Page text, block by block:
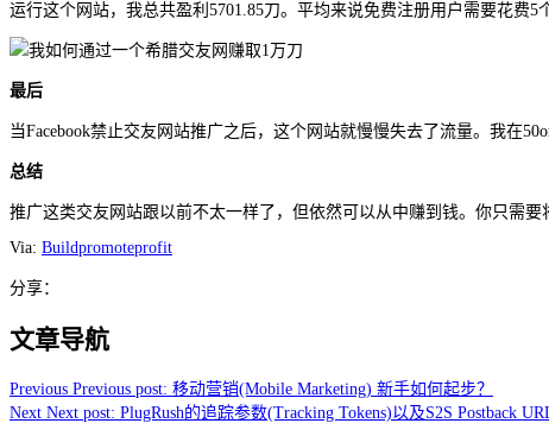
运行这个网站，我总共盈利5701.85刀。平均来说免费注册用户需要花费
最后
当Facebook禁止交友网站推广之后，这个网站就慢慢失去了流量。我在
总结
推广这类交友网站跟以前不太一样了，但依然可以从中赚到钱。你只需
Via: Buildpromoteprofit
分享：
文章导航
Previous Previous post: 移动营销(Mobile Marketing) 新手如何起步？
Next Next post: PlugRush的追踪参数(Tracking Tokens)以及S2S Postback